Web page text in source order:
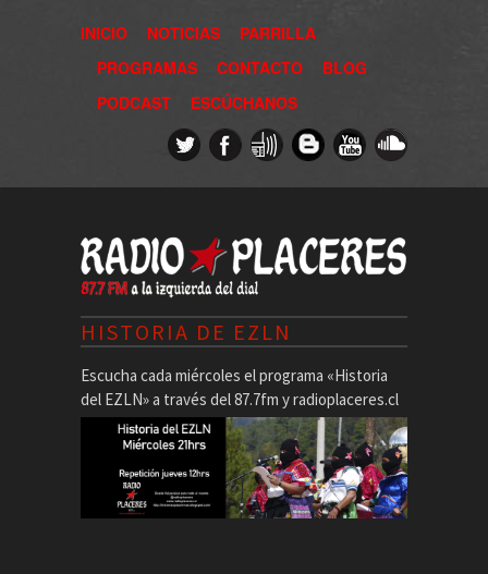
INICIO NOTICIAS
PARRILLA
PROGRAMAS
CONTACTO
BLOG
PODCAST
ESCÚCHANOS
HISTORIA DE EZLN
Escucha cada miércoles el programa «Historia
del EZLN» a través del 87.7fm y radioplaceres.cl